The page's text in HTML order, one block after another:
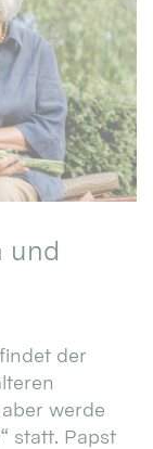
und
der
werde
statt. Papst